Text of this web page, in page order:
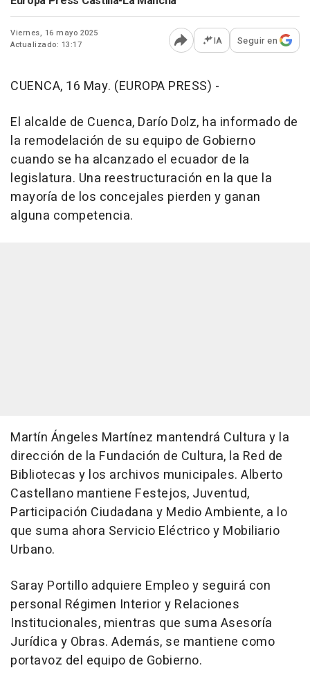
Viernes, 16 mayo 2025
Actualizado: 13:17
Abrir opciones para
IA Seguir en
CUENCA, 16 May. (EUROPA PRESS) -
El alcalde de Cuenca, Darío Dolz, ha informado de
la remodelación de su equipo de Gobierno
cuando se ha alcanzado el ecuador de la
legislatura. Una reestructuración en la que la
mayoría de los concejales pierden y ganan
alguna competencia.
Martín Ángeles Martínez mantendrá Cultura y la
dirección de la Fundación de Cultura, la Red de
Bibliotecas y los archivos municipales. Alberto
Castellano mantiene Festejos, Juventud,
Participación Ciudadana y Medio Ambiente, a lo
que suma ahora Servicio Eléctrico y Mobiliario
Urbano.
Saray Portillo adquiere Empleo y seguirá con
personal Régimen Interior y Relaciones
Institucionales, mientras que suma Asesoría
Jurídica y Obras. Además, se mantiene como
portavoz del equipo de Gobierno.